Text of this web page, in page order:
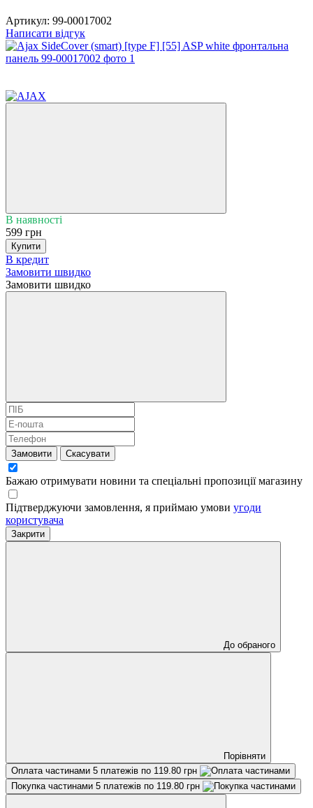
Артикул: 99-00017002
Написати відгук
В наявності
599 грн
Купити
В кредит
Замовити швидко
Замовити швидко
Замовити Скасувати
Бажаю отримувати новини та спеціальні пропозиціїмагазину
Підтверджуючи замовлення, я приймаю умови угоди
користувача
Закрити
До обраного
Порівняти
Оплата частинами 5 платежів по 119.80 грн
Покупка частинами 5 платежів по 119.80 грн